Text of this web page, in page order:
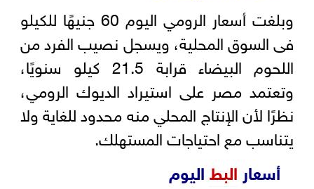
وبلغت أسعار الرومي اليوم 60 جنيهًا للكيلو
فى السوق المحلية، ويسجل نصيب الفرد من
اللحوم البيضاء قرابة 21.5 كيلو سنويًا،
وتعتمد مصر على استيراد الديوك الرومي،
نظرًا لأن الإنتاج المحلي منه محدود للغاية ولا
يتناسب مع احتياجات المستهلك.
أسعار البطاليوم